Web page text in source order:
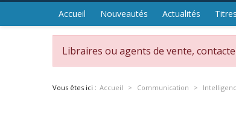
Accueil Nouveautés Actualités
Libraires ou agents de vente,
Vous êtes ici : Accueil Communication